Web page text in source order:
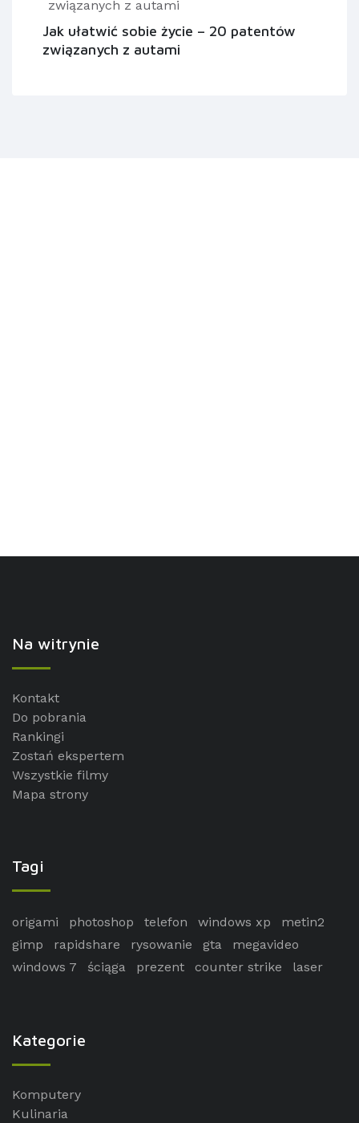
Jak ułatwić sobie życie – 20 patentów
związanych z autami
Na witrynie
Kontakt
Do pobrania
Rankingi
Zostań ekspertem
Wszystkie filmy
Mapa strony
Tagi
origami photoshop telefon windows xp
metin2
gimp
rapidshare rysowanie gta
megavideo
windows 7
ściąga prezent counter strike laser
Kategorie
Komputery
Kulinaria